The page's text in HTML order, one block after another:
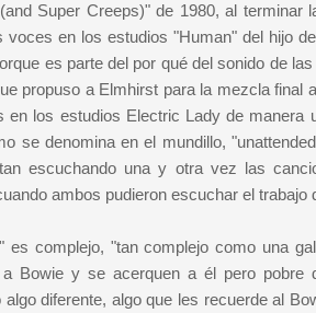
Super Creeps)" de 1980, al
voces en los estudios "Human" del hijo
es parte del por qué del sonido de
propuso a Elmhirst para la mezcla final
en los estudios Electric Lady de
se denomina en el mundillo,
escuchando una y otra vez las
ambos pudieron escuchar el
es complejo, "tan complejo como una
a Bowie y se acerquen a él pero pobre
algo diferente, algo que les recuerde al